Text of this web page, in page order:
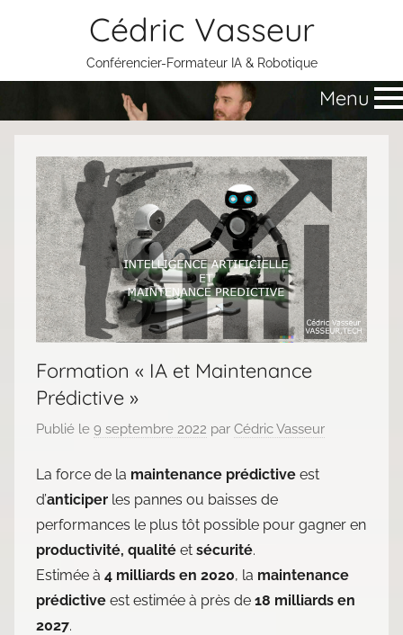
Cédric Vasseur
Conférencier-Formateur IA & Robotique
Menu
Formation « IA et Maintenance
Prédictive »
Publié le 9 septembre 2022 par Cédric Vasseur
La force de la maintenance prédictive est
d’anticiper les pannes ou baisses de
performances le plus tôt possible pour gagner en
productivité, qualité et sécurité.
Estimée à 4 milliards en 2020, la maintenance
prédictive est estimée à près de 18 milliards en
2027.